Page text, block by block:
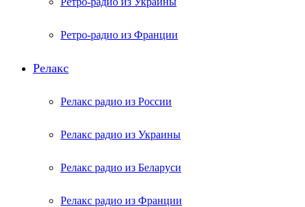
Ретро-радио из Франции
Релакс
Релакс радио из России
Релакс радио из Украины
Релакс радио из Беларуси
Релакс радио из Франции